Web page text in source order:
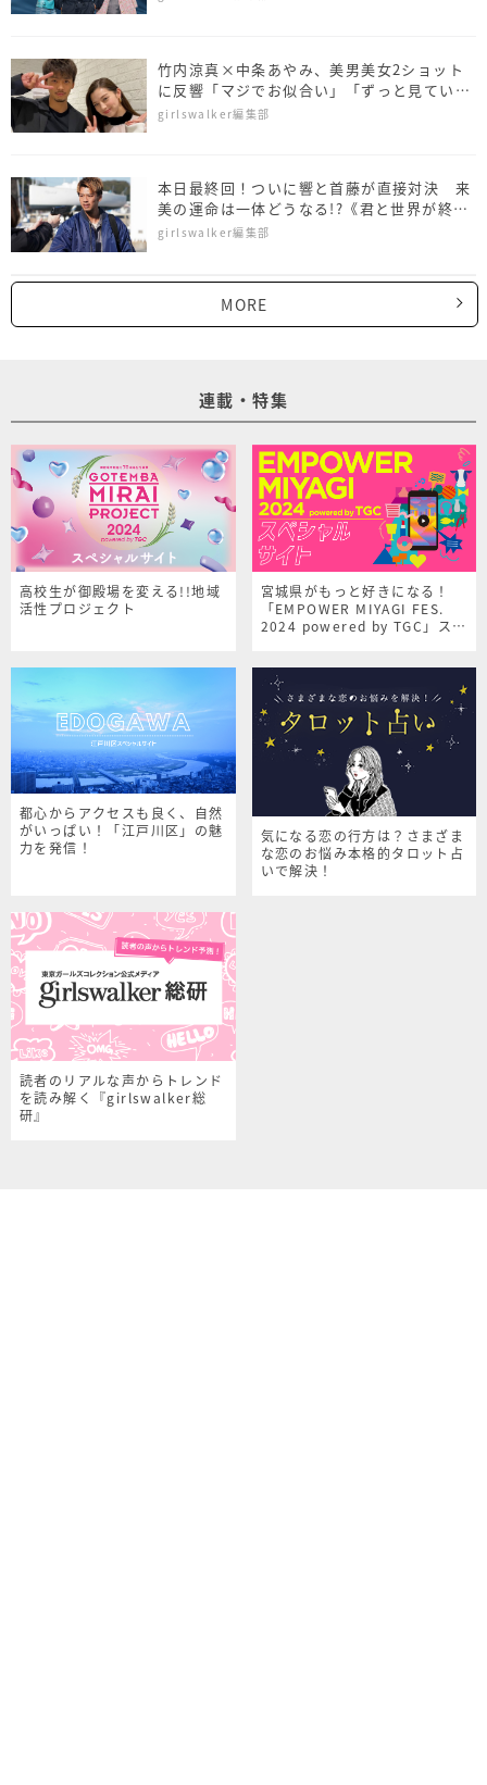
竹内涼真×中条あやみ、美男美女2ショット
に反響「マジでお似合い」「ずっと見ていた
い」
girlswalker編集部
本日最終回！ついに響と首藤が直接対決 来
美の運命は一体どうなる!?《君と世界が終わ
る日に最終回あらすじ》
girlswalker編集部
MORE
連載・特集
高校生が御殿場を変える!!地域
活性プロジェクト
宮城県がもっと好きになる！
「EMPOWER MIYAGI FES.
2024 powered by TGC」スペ
都心からアクセスも良く、自然
がいっぱい！「江戸川区」の魅
力を発信！
気になる恋の行方は？さまざま
な恋のお悩み本格的タロット占
いで解決！
読者のリアルな声からトレンド
を読み解く『girlswalker総
研』